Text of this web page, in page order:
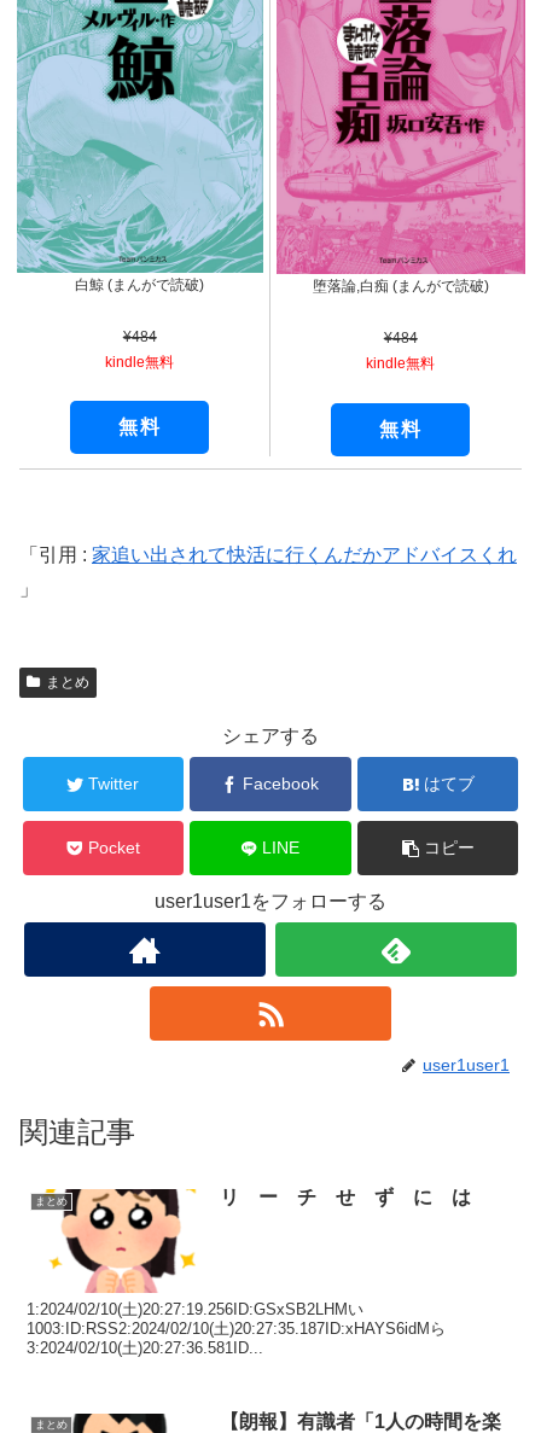
白鯨 (まんがで読破)
¥484
kindle無料
無料
堕落論,白痴 (まんがで読破)
¥484
kindle無料
無料
引用 : 家追い出されて快活に行くんだかアドバイスくれ
まとめ
シェアする
Twitter Facebook はてブ
Pocket LINE コピー
user1user1をフォローする
user1user1
関連記事
まとめ リ ー チ せ ず に は
1:2024/02/10(土)20:27:19.256ID:GSxSB2LHMい
1003:ID:RSS2:2024/02/10(土)20:27:35.187ID:xHAYS6idMら
3:2024/02/10(土)20:27:36.581ID...
まとめ
【朗報】有識者「1人の時間を楽